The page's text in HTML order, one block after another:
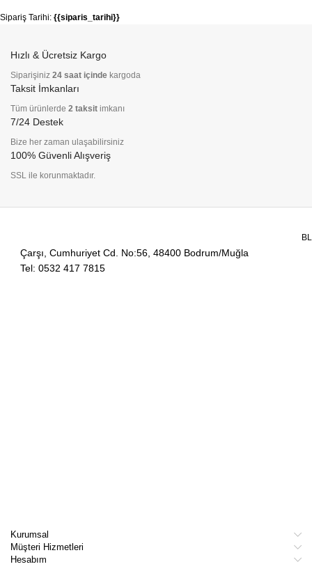
Sipariş Tarihi: {{siparis_tarihi}}
Hızlı & Ücretsiz Kargo
Siparişiniz 24 saat içinde kargoda
Taksit İmkanları
Tüm ürünlerde 2 taksit imkanı
7/24 Destek
Bize her zaman ulaşabilirsiniz
100% Güvenli Alışveriş
SSL ile korunmaktadır.
Çarşı, Cumhuriyet Cd. No:56, 48400 Bodrum/Muğla
Tel: 0532 417 7815
Kurumsal
Müşteri Hizmetleri
Hesabım